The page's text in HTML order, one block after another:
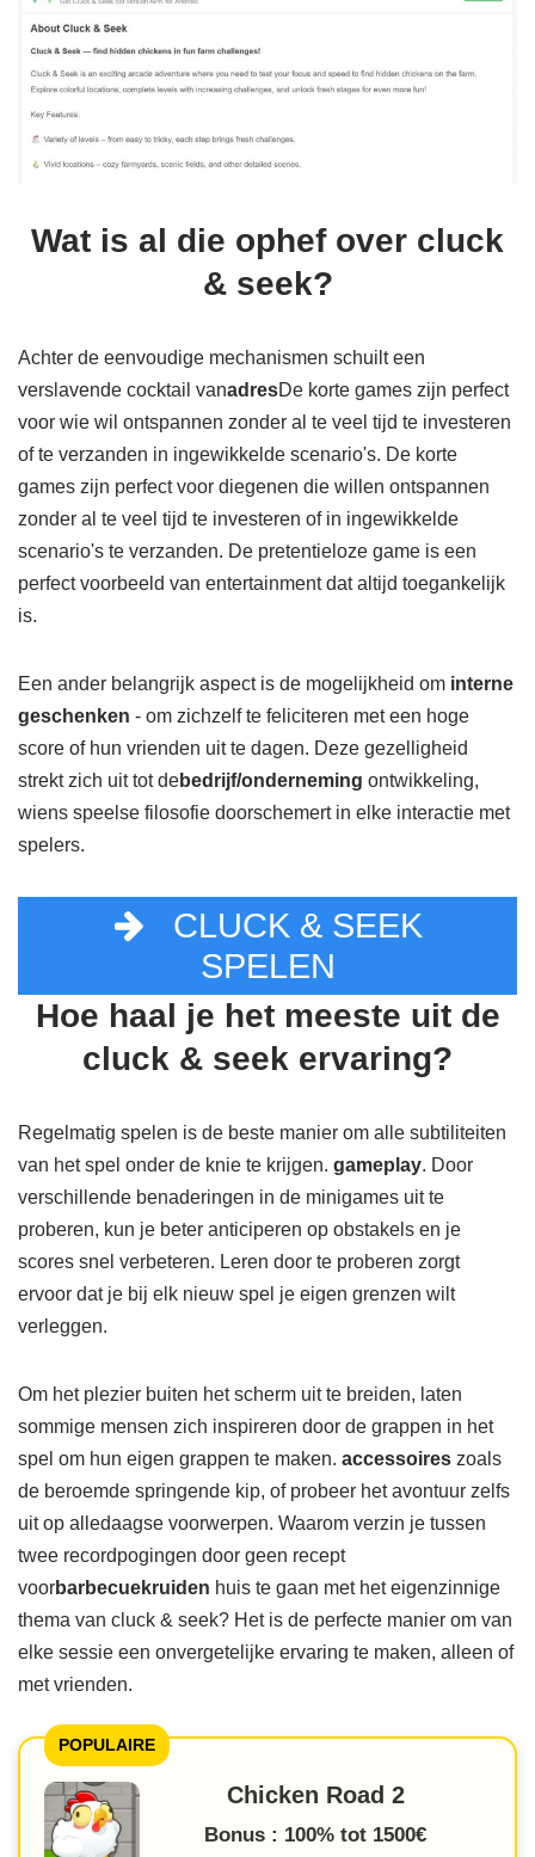
Wat is al die ophef over cluck
& seek?
Achter de eenvoudige mechanismen schuilt een
verslavende cocktail vanadresDe korte games zijn perfect
voor wie wil ontspannen zonder al te veel tijd te investeren
of te verzanden in ingewikkelde scenario's. De korte
games zijn perfect voor diegenen die willen ontspannen
zonder al te veel tijd te investeren of in ingewikkelde
scenario's te verzanden. De pretentieloze game is een
perfect voorbeeld van entertainment dat altijd toegankelijk
is.
Een ander belangrijk aspect is de mogelijkheid om interne
geschenken - om zichzelf te feliciteren met een hoge
score of hun vrienden uit te dagen. Deze gezelligheid
strekt zich uit tot debedrijf/onderneming ontwikkeling,
wiens speelse filosofie doorschemert in elke interactie met
spelers.
CLUCK & SEEK
SPELEN
Hoe haal je het meeste uit de
cluck & seek ervaring?
Regelmatig spelen is de beste manier om alle subtiliteiten
van het spel onder de knie te krijgen. gameplay. Door
verschillende benaderingen in de minigames uit te
proberen, kun je beter anticiperen op obstakels en je
scores snel verbeteren. Leren door te proberen zorgt
ervoor dat je bij elk nieuw spel je eigen grenzen wilt
verleggen.
Om het plezier buiten het scherm uit te breiden, laten
sommige mensen zich inspireren door de grappen in het
spel om hun eigen grappen te maken. accessoires zoals
de beroemde springende kip, of probeer het avontuur zelfs
uit op alledaagse voorwerpen. Waarom verzin je tussen
twee recordpogingen door geen recept
voorbarbecuekruiden huis te gaan met het eigenzinnige
thema van cluck & seek? Het is de perfecte manier om van
elke sessie een onvergetelijke ervaring te maken, alleen of
met vrienden.
POPULAIRE
Chicken Road 2
Bonus : 100% tot 1500€